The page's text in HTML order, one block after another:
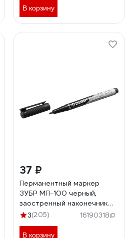
В корзину
37 ₽
Перманентный маркер
ЗУБР МП-100 черный,
заостренный наконечник
06320-2
3(205) 16190318
В корзину